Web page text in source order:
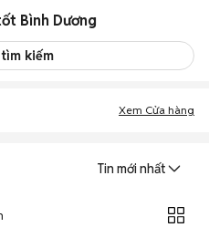
Bình Dương
kiếm
Xem Cửa hàng
Tin mới nhất